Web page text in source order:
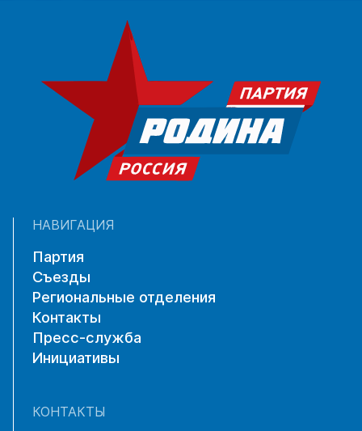
НАВИГАЦИЯ
Партия
Съезды
Региональные отделения
Контакты
Пресс-служба
Инициативы
КОНТАКТЫ